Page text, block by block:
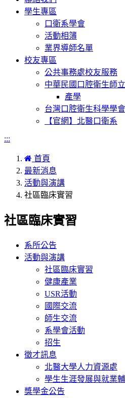
學生專區
口衛系學會
活動相簿
業界導師名單
校友專區
公共事務處校友服務
中華民國口腔衛生師
產學
台灣口腔衛生科學學會
【官網】北醫口衛系
:::
首頁
最新消息
活動與演講
社區臨床實習
社區臨床實習
系所公告
活動與演講
社區臨床實習
健康產業
USR活動
國際交流
師生交流
系學會活動
招生
徵才訊息
北醫大學人力資源處
學生生涯發展與就業
獎學金公告